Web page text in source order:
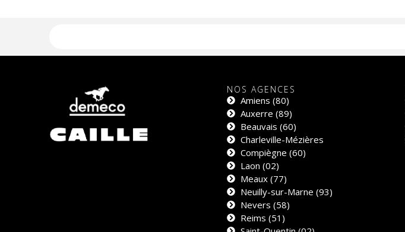
NOS AGENCES
Amiens (80)
Auxerre (89)
Beauvais (60)
Charleville-Mézières
Compiègne (60)
Laon (02)
Meaux (77)
Neuilly-sur-Marne (93)
Nevers (58)
Reims (51)